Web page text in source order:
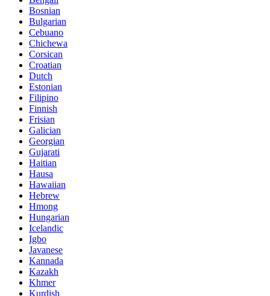
Bosnian
Bulgarian
Cebuano
Chichewa
Corsican
Croatian
Dutch
Estonian
Filipino
Finnish
Frisian
Galician
Georgian
Gujarati
Haitian
Hausa
Hawaiian
Hebrew
Hmong
Hungarian
Icelandic
Igbo
Javanese
Kannada
Kazakh
Khmer
Kurdish